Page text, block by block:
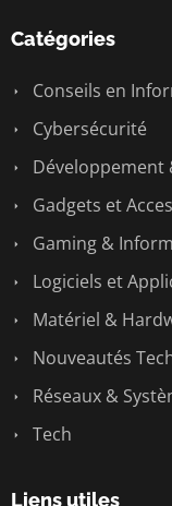
Catégories
Conseils en
Cybersécurité
Gadgets et
Gaming &
Logiciels et
Matériel &
Nouveautés
Réseaux &
Tech
Liens utiles